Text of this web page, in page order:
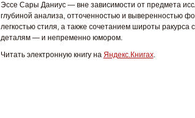
Эссе Сары Даниус — вне зависимости от предмета
глубиной анализа, отто­ченностью и выверенностью
легкостью стиля, а также сочетанием широты
деталям — и непременно юмором.
Читать электронную книгу на Яндекс.Книгах.